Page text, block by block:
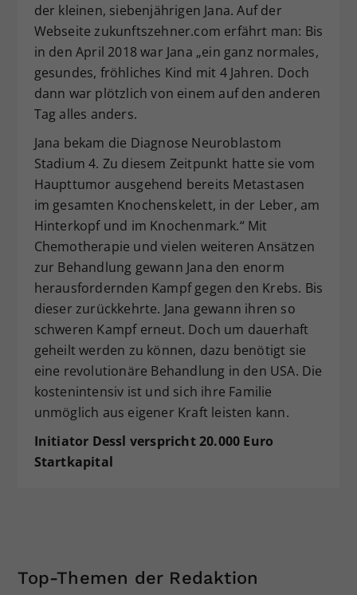
der kleinen, siebenjährigen Jana. Auf der
Webseite zukunftszehner.com erfährt man: Bis
in den April 2018 war Jana „ein ganz normales,
gesundes, fröhliches Kind mit 4 Jahren. Doch
dann war plötzlich von einem auf den anderen
Tag alles anders.
Jana bekam die Diagnose Neuroblastom
Stadium 4. Zu diesem Zeitpunkt hatte sie vom
Haupttumor ausgehend bereits Metastasen
im gesamten Knochenskelett, in der Leber, am
Hinterkopf und im Knochenmark.“ Mit
Chemotherapie und vielen weiteren Ansätzen
zur Behandlung gewann Jana den enorm
herausfordernden Kampf gegen den Krebs. Bis
dieser zurückkehrte. Jana gewann ihren so
schweren Kampf erneut. Doch um dauerhaft
geheilt werden zu können, dazu benötigt sie
eine revolutionäre Behandlung in den USA. Die
kostenintensiv ist und sich ihre Familie
unmöglich aus eigener Kraft leisten kann.
Initiator Dessl verspricht 20.000 Euro
Startkapital
Top-Themen der Redaktion
Zweck
Dieser Wert speichert Ihre Consent-
Einstellungen. Unter anderem eine
zufällig generierte ID, für die
historische Speicherung Ihrer
vorgenommen Einstellungen, falls der
Webseiten-Betreiber dies eingestellt